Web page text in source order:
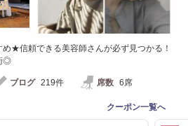
★信頼できる美容師さんが必ず見つかる！
◎
ブログ 219件 席数 6席
クーポン一覧へ